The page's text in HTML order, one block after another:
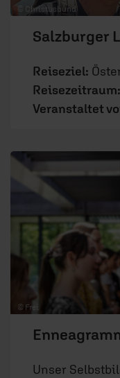
© Christusbund
Salzburger
Reiseziel:
Reisezeitraum:
Veranstaltet
© Frei
Unser